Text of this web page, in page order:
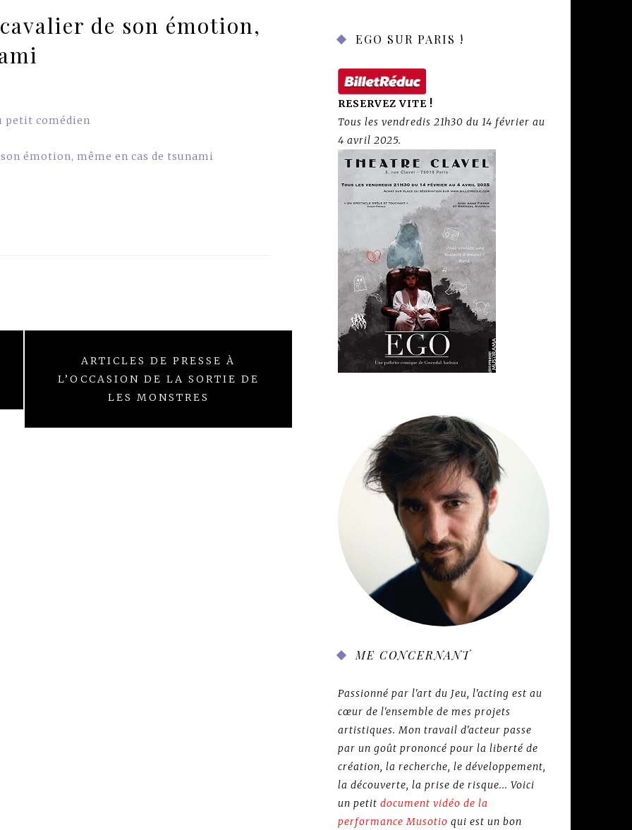
de son émotion,
petit comédien
émotion, même en cas de tsunami
ARTICLES DE PRESSE À
L’OCCASION DE LA SORTIE DE
LES MONSTRES
EGO SUR PARIS !
RESERVEZ VITE !
Tous les vendredis 21h30 du 14 février au
4 avril 2025.
ME CONCERNANT
Passionné par l'art du Jeu, l'acting est au
cœur de l'ensemble de mes projets
artistiques. Mon travail d'acteur passe
par un goût prononcé pour la liberté de
création, la recherche, le développement,
la découverte, la prise de risque... Voici
un petit document vidéo de la
performance Musotio qui est un bon